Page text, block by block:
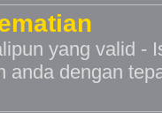
yang valid -
anda dengan